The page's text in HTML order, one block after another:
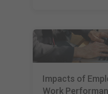
Impacts of
Work